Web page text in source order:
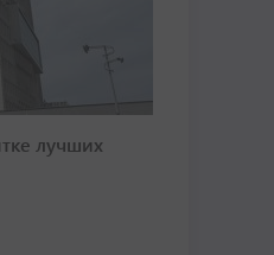
лучших